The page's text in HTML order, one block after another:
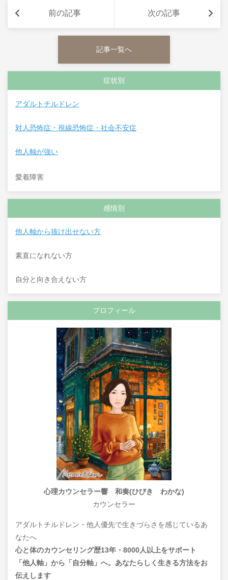
前の記事 次の記事
記事一覧へ
症状別
アダルトチルドレン
対人恐怖症・視線恐怖症・社会不安症
他人軸が強い
愛着障害
感情別
他人軸から抜け出せない方
素直になれない方
自分と向き合えない方
プロフィール
心理カウンセラー響 和奏(ひびき わかな)
カウンセラー
アダルトチルドレン・他人優先で生きづらさを感じているあ
なたへ
心と体のカウンセリング歴13年・8000人以上をサポート
「他人軸」から「自分軸」へ。あなたらしく生きる方法をお
伝えします